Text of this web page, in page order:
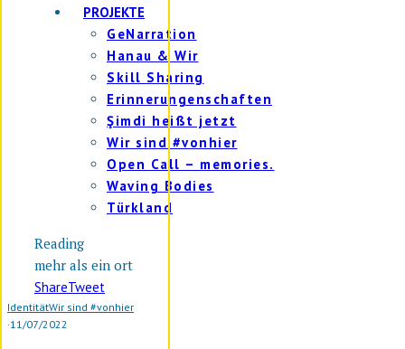
PROJEKTE
GeNarration
Hanau & Wir
Skill Sharing
Erinnerungenschaften
Şimdi heißt jetzt
Wir sind #vonhier
Open Call – memories.
Waving Bodies
Türkland
Reading
mehr als ein ort
ShareTweet
IdentitätWir sind #vonhier
·11/07/2022